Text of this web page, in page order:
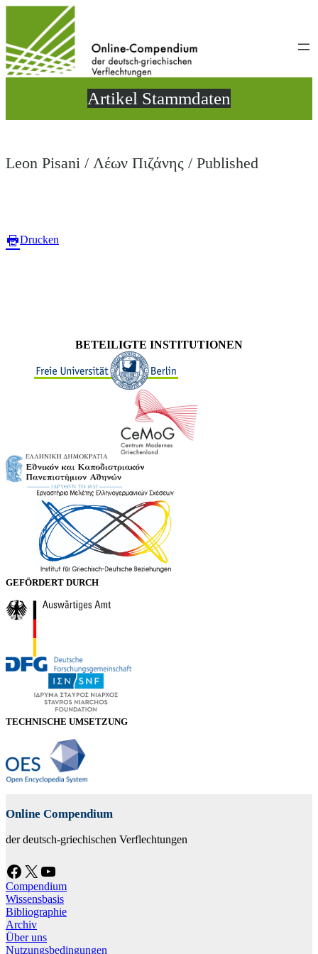
wechseln
Artikel Stammdaten
Leon Pisani / Λέων Πιζάνης / Published
Drucken
BETEILIGTE INSTITUTIONEN
GEFÖRDERT DURCH
TECHNISCHE UMSETZUNG
Online Compendium
der deutsch-griechischen Verflechtungen
Facebook X YouTube
Compendium
Wissensbasis
Bibliographie
Archiv
Über uns
Nutzungsbedingungen